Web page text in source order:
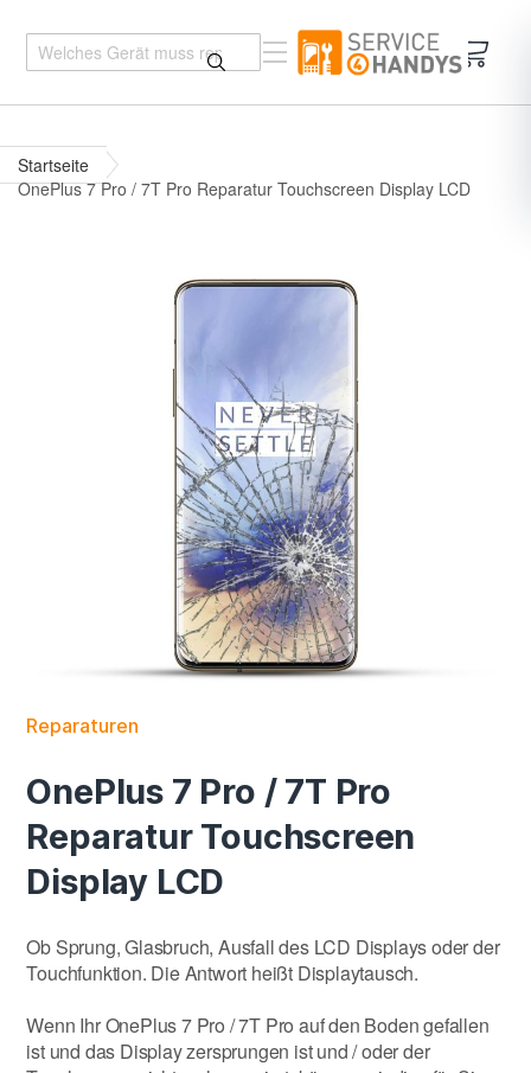
Startseite
OnePlus 7 Pro / 7T Pro Reparatur Touchscreen Display LCD
Reparaturen
OnePlus 7 Pro / 7T Pro
Reparatur Touchscreen
Display LCD
Ob Sprung, Glasbruch, Ausfall des LCD Displays oder der
Touchfunktion. Die Antwort heißt Displaytausch.
Wenn Ihr OnePlus 7 Pro / 7T Pro auf den Boden gefallen
ist und das Display zersprungen ist und / oder der